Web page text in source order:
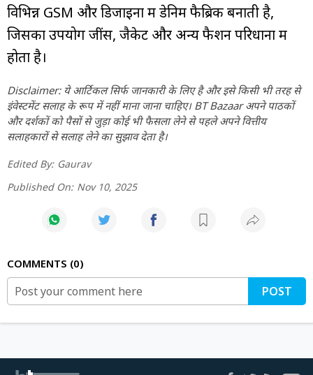
विभिन्न GSM और डिजाइनों में डेनिम फैब्रिक बनाती है,
जिसका उपयोग जींस, जैकेट और अन्य फैशन परिधानों में
होता है।
Disclaimer: ये आर्टिकल सिर्फ जानकारी के लिए है और इसे किसी भी तरह से
इंवेस्टमेंट सलाह के रूप में नहीं माना जाना चाहिए। BT Bazaar अपने पाठकों
और दर्शकों को पैसों से जुड़ा कोई भी फैसला लेने से पहले अपने वित्तीय
सलाहकारों से सलाह लेने का सुझाव देता है।
Edited By: Gaurav
Published On: Nov 10, 2025
COMMENTS 0
POST